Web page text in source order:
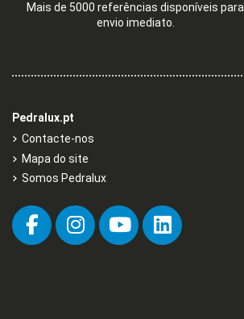
Mais de 5000 referências disponíveis para
envio imediato.
Pedralux.pt
Contacte-nos
Mapa do site
Somos Pedralux